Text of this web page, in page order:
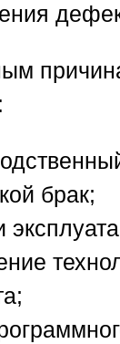
брак;